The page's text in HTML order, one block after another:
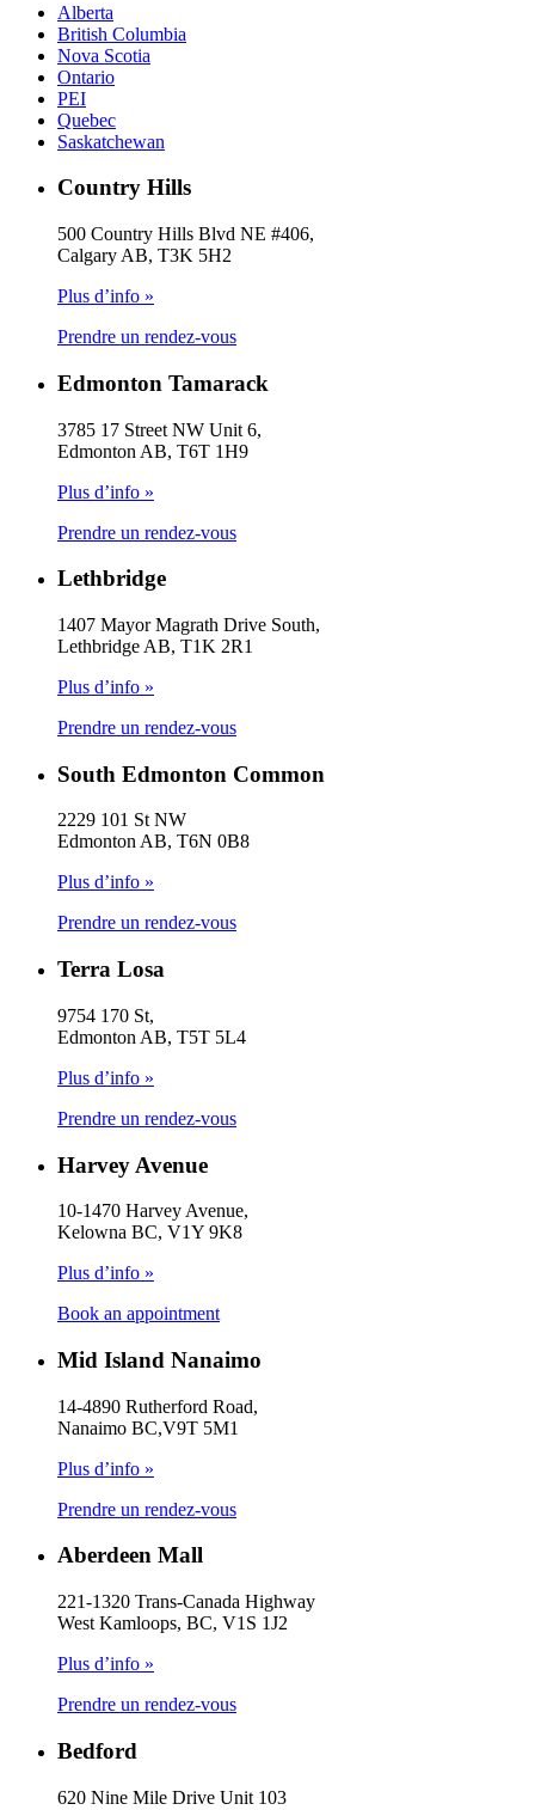
Alberta
British Columbia
Nova Scotia
Ontario
PEI
Quebec
Saskatchewan
Country Hills
500 Country Hills Blvd NE #406,
Calgary AB, T3K 5H2
Plus d’info »
Prendre un rendez-vous
Edmonton Tamarack
3785 17 Street NW Unit 6,
Edmonton AB, T6T 1H9
Plus d’info »
Prendre un rendez-vous
Lethbridge
1407 Mayor Magrath Drive South,
Lethbridge AB, T1K 2R1
Plus d’info »
Prendre un rendez-vous
South Edmonton Common
2229 101 St NW
Edmonton AB, T6N 0B8
Plus d’info »
Prendre un rendez-vous
Terra Losa
9754 170 St,
Edmonton AB, T5T 5L4
Plus d’info »
Prendre un rendez-vous
Harvey Avenue
10-1470 Harvey Avenue,
Kelowna BC, V1Y 9K8
Plus d’info »
Book an appointment
Mid Island Nanaimo
14-4890 Rutherford Road,
Nanaimo BC,V9T 5M1
Plus d’info »
Prendre un rendez-vous
Aberdeen Mall
221-1320 Trans-Canada Highway
West Kamloops, BC, V1S 1J2
Plus d’info »
Prendre un rendez-vous
Bedford
620 Nine Mile Drive Unit 103